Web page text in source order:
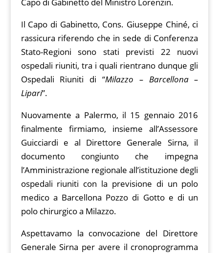
Capo di Gabinetto del Ministro Lorenzin.
Il Capo di Gabinetto, Cons. Giuseppe Chiné, ci
rassicura riferendo che in sede di Conferenza
Stato-Regioni sono stati previsti 22 nuovi
ospedali riuniti, tra i quali rientrano dunque gli
Ospedali Riuniti di “Milazzo – Barcellona –
Lipari”.
Nuovamente a Palermo, il 15 gennaio 2016
finalmente firmiamo, insieme all’Assessore
Guicciardi e al Direttore Generale Sirna, il
documento congiunto che impegna
l’Amministrazione regionale all’istituzione degli
ospedali riuniti con la previsione di un polo
medico a Barcellona Pozzo di Gotto e di un
polo chirurgico a Milazzo.
Aspettavamo la convocazione del Direttore
Generale Sirna per avere il cronoprogramma